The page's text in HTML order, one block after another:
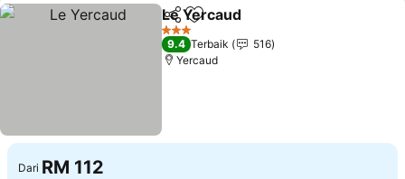
KongsiTambah ke favorit
Le Yercaud
3 Bintang
9.4 Terbaik
516
Yercaud
Dari RM 112